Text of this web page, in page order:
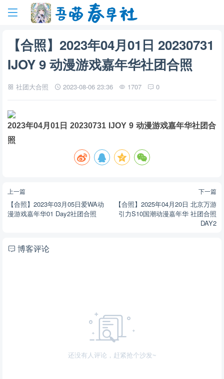
【合照】2023年04月01日 20230731
IJOY 9 动漫游戏嘉年华社团合照
社团大合照 2023-08-06 23:36 1707 0
2023年04月01日 20230731 IJOY 9 动漫游戏嘉年华社团合
照
上一篇
【合照】2023年03月05日爱WA动
漫游戏嘉年华01 Day2社团合照
下一篇
【合照】2025年04月20日 北京万游
引力S10国潮动漫嘉年华 社团合照
DAY2
博客评论
还没有人评论，赶紧抢个沙发~